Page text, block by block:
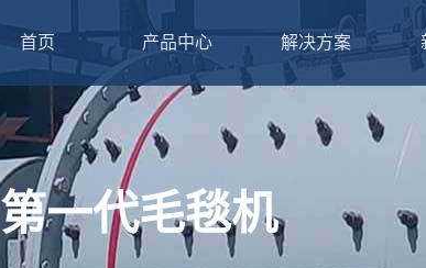
首页 产品中心
鲁浩矿山机械致力于整
要经营金矿设备、沙金设
铌矿设备、稀土矿等设备
员工对整个现场进行指导
制，保障用户设备正常运
了解产品的构造，在使用
解决方案
鲁浩矿山机械致力淘金
金矿设备、沙金设备、尾
生产销售，现货销售，支
查看详情 +
第一代毛毯机